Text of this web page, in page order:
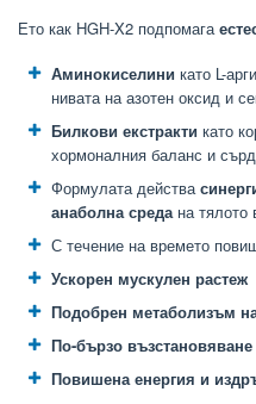
Ето как HGH-X2 подпомага
Аминокиселини като L-
нивата на азотен оксид и
Билкови екстракти като
хормоналния баланс и
Формулата действа
анаболна средана тялото
С течение на времето
Ускорен мускулен растеж
Подобрен метаболизъм
По-бързо
Повишена енергия и